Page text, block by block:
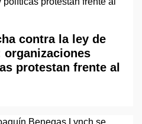
contra la ley de
organizaciones
protestan frente al